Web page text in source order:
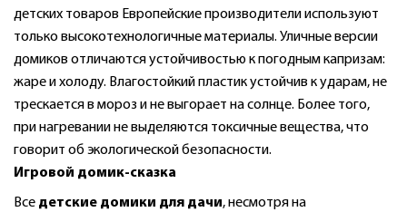
детских товаров Европейские производители используют
только высокотехнологичные материалы. Уличные версии
домиков отличаются устойчивостью к погодным капризам:
жаре и холоду. Влагостойкий пластик устойчив к ударам, не
трескается в мороз и не выгорает на солнце. Более того,
при нагревании не выделяются токсичные вещества, что
говорит об экологической безопасности.
Игровой домик-сказка
Все детские домики для дачи, несмотря на